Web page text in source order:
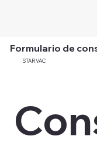
Formulario de
STARVAC